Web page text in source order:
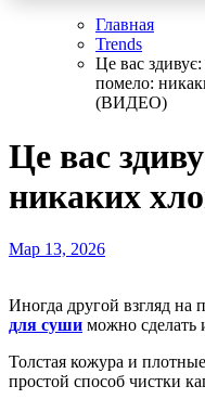
Главная
Trends
Це вас
помело:
(ВИДЕО)
Це вас
никаких
Мар 13, 2026
Иногда другой взгляд
для суши можно сделать
Толстая кожура и
простой способ чистки